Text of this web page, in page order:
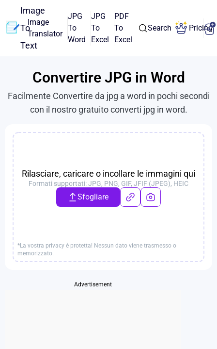
Image
To
Text
Image
Translator
JPG
To
Word
JPG
To
Excel
PDF
To
Excel
Search Pricing
Convertire JPG in Word
Facilmente Convertire da jpg a word in pochi secondi
con il nostro gratuito converti jpg in word.
Rilasciare, caricare o incollare le immagini qui
Formati supportati: JPG, PNG, GIF, JFIF (JPEG), HEIC
Sfogliare
*La vostra privacy è protetta! Nessun dato viene trasmesso o
memorizzato.
Advertisement